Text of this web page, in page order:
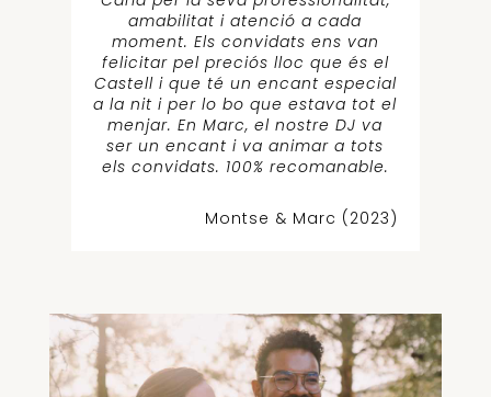
amabilitat i atenció a cada
moment. Els convidats ens van
felicitar pel preciós lloc que és el
Castell i que té un encant especial
a la nit i per lo bo que estava tot el
menjar. En Marc, el nostre DJ va
ser un encant i va animar a tots
els convidats. 100% recomanable.
Montse & Marc (2023)